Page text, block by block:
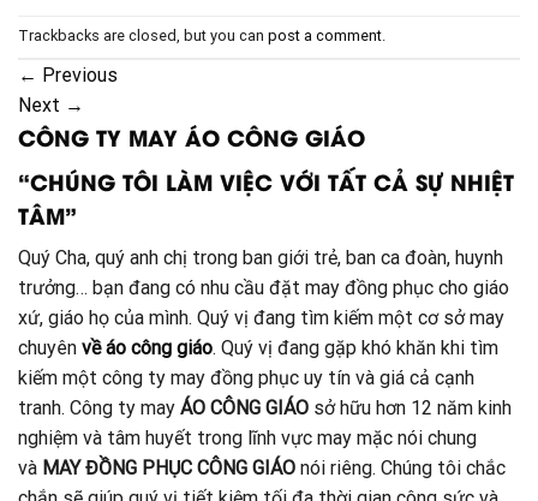
Trackbacks are closed, but you can post a comment
← Previous
Next →
CÔNG TY MAY ÁO CÔNG GIÁO
“CHÚNG TÔI LÀM VIỆC VỚI TẤT CẢ SỰ NHIỆT
TÂM”
Quý Cha, quý anh chị trong ban giới trẻ, ban ca đoàn, huynh
trưởng… bạn đang có nhu cầu đặt may đồng phục cho giáo
xứ, giáo họ của mình. Quý vị đang tìm kiếm một cơ sở may
chuyên về áo công giáo. Quý vị đang gặp khó khăn khi tìm
kiếm một công ty may đồng phục uy tín và giá cả cạnh
tranh. Công ty may ÁO CÔNG GIÁO sở hữu hơn 12 năm kinh
nghiệm và tâm huyết trong lĩnh vực may mặc nói chung
và MAY ĐỒNG PHỤC CÔNG GIÁO nói riêng. Chúng tôi chắc